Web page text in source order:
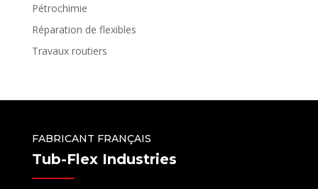
Pétrochimie
Réparation de flexibles
Travaux routiers
FABRICANT FRANÇAIS
Tub-Flex Industries